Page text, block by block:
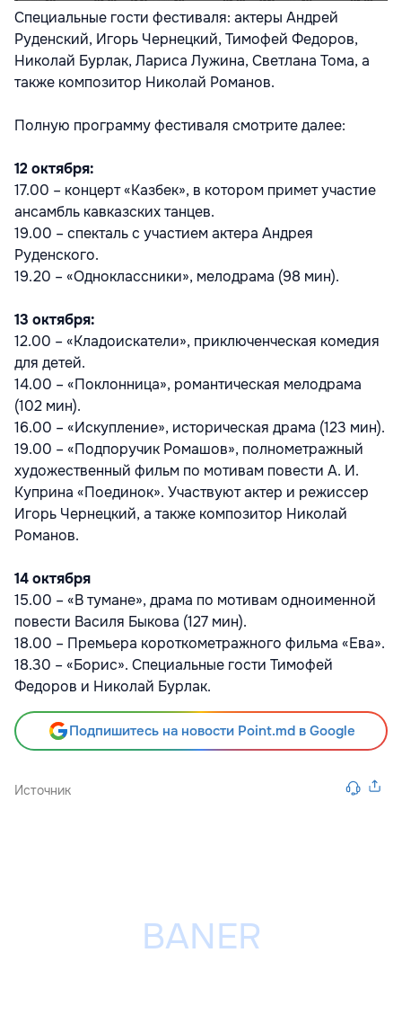
Специальные гости фестиваля: актеры Андрей
Руденский, Игорь Чернецкий, Тимофей Федоров,
Николай Бурлак, Лариса Лужина, Светлана Тома, а
также композитор Николай Романов.
Полную программу фестиваля смотрите далее:
12 октября:
17.00 – концерт «Казбек», в котором примет участие
ансамбль кавказских танцев.
19.00 – спекталь с участием актера Андрея
Руденского.
19.20 – «Одноклассники», мелодрама (98 мин).
13 октября:
12.00 – «Кладоискатели», приключенческая комедия
для детей.
14.00 – «Поклонница», романтическая мелодрама
(102 мин).
16.00 – «Искупление», историческая драма (123 мин).
19.00 – «Подпоручик Ромашов», полнометражный
художественный фильм по мотивам повести А. И.
Куприна «Поединок». Участвуют актер и режиссер
Игорь Чернецкий, а также композитор Николай
Романов.
14 октября
15.00 – «В тумане», драма по мотивам одноименной
повести Василя Быкова (127 мин).
18.00 – Премьера короткометражного фильма «Ева».
18.30 – «Борис». Специальные гости Тимофей
Федоров и Николай Бурлак.
Подпишитесь на новости Point.md в Google
Источник